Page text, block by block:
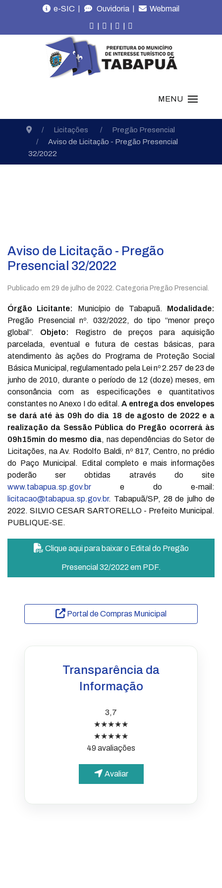
e-SIC | Ouvidoria | Webmail
| | |
MENU
Licitações
Pregão Presencial
Aviso de Licitação - Pregão Presencial
32/2022
Aviso de Licitação - Pregão
Presencial 32/2022
Publicado em 29 de julho de 2022 . Categoria Pregão Presencial.
Órgão Licitante: Município de Tabapuã. Modalidade:
Pregão Presencial nº. 032/2022, do tipo “menor preço
global”. Objeto:
Registro de preços para aquisição
parcelada, eventual e futura de cestas básicas, para
atendimento às ações do Programa de Proteção Social
Básica Municipal, regulamentado pela Lei nº 2.257 de 23 de
junho de 2010, durante o período de 12 (doze) meses, em
consonância com as especificações e quantitativos
constantes no Anexo I do edital.A entrega dos envelopes
se dará até às 09h do dia 18 de agosto de 2022 e a
realização da Sessão Pública do Pregão ocorrerá às
09h15min do mesmo dia, nas dependências do Setor de
Licitações, na Av. Rodolfo Baldi, nº 817, Centro, no prédio
do Paço Municipal. Edital completo e mais informações
poderão ser obtidas através do site
www.tabapua.sp.gov.br e do e-mail:
licitacao@tabapua.sp.gov.br. Tabapuã/SP, 28 de julho de
2022. SILVIO CESAR SARTORELLO - Prefeito Municipal.
PUBLIQUE-SE.
Clique aqui para baixar o Edital do Pregão
Presencial 32/2022 em PDF.
Portal de Compras Municipal
Transparência da
Informação
3,7
★★★★★
★★★★★
49 avaliações
Avaliar